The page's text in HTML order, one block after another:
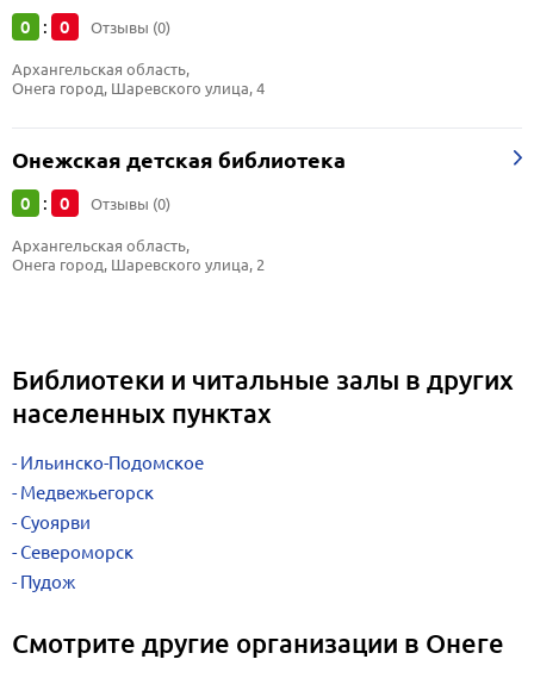
0 : 0 Отзывы (0)
Архангельская область,
Онега город, Шаревского улица, 4
Онежская детская библиотека
0 : 0 Отзывы (0)
Архангельская область,
Онега город, Шаревского улица, 2
Библиотеки и читальные залы в других
населенных пунктах
Ильинско-Подомское
Медвежьегорск
Суоярви
Североморск
Пудож
Смотрите другие организации в Онеге